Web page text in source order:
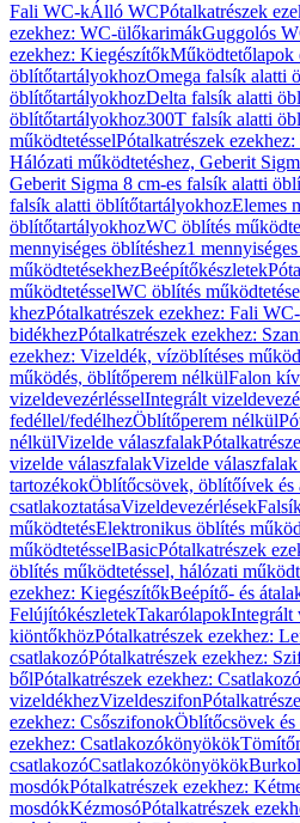
Fali WC-kÁlló WCPótalkatrészek
ezekhez: WC-ülőkarimákGuggolós
ezekhez: KiegészítőkMűködtetőlapok
öblítőtartályokhozOmega falsík alatti
öblítőtartályokhozDelta falsík alatti
öblítőtartályokhoz300T falsík alatti
működtetésselPótalkatrészek
Hálózati működtetéshez, Geberit
Geberit Sigma 8 cm-es falsík alatti
falsík alatti öblítőtartályokhozElemes
öblítőtartályokhozWC öblítés
mennyiséges öblítéshez1
működtetésekhezBeépítőkészletek
működtetésselWC öblítés
khezPótalkatrészek ezekhez: Fali
bidékhezPótalkatrészek ezekhez:
ezekhez: Vizeldék, vízöblítéses
működés, öblítőperem nélkülFalon
vizeldevezérlésselIntegrált
fedéllel/fedélhezÖblítőperem nélkül
nélkülVizelde válaszfalak
vizelde válaszfalakVizelde
tartozékokÖblítőcsövek, öblítőívek és
csatlakoztatásaVizeldevezérlések
működtetésElektronikus öblítés
működtetésselBasicPótalkatrészek
öblítés működtetéssel, hálózati
ezekhez: KiegészítőkBeépítő- és
FelújítókészletekTakarólapokIntegrált
kiöntőkhözPótalkatrészek ezekhez:
csatlakozóPótalkatrészek ezekhez:
bőlPótalkatrészek ezekhez:
vizeldékhezVizeldeszifon
ezekhez: CsőszifonokÖblítőcsövek
ezekhez: Csatlakozókönyökök
csatlakozóCsatlakozókönyökök
mosdókPótalkatrészek ezekhez:
mosdókKézmosóPótalkatrészek